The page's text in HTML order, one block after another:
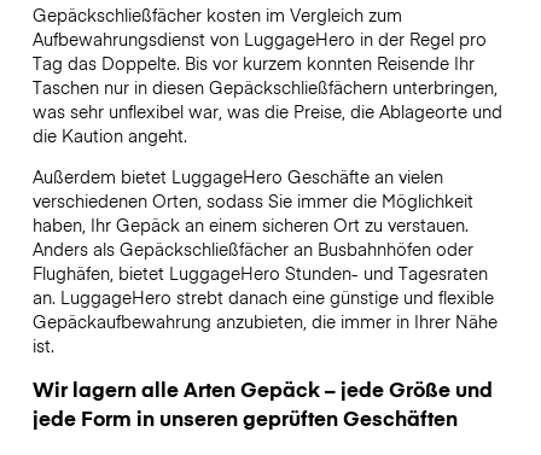
Gepäckschließfächer kosten im Vergleich zum
Aufbewahrungsdienst von LuggageHero in der Regel pro
Tag das Doppelte. Bis vor kurzem konnten Reisende Ihr
Taschen nur in diesen Gepäckschließfächern unterbringen,
was sehr unflexibel war, was die Preise, die Ablageorte und
die Kaution angeht.
Außerdem bietet LuggageHero Geschäfte an vielen
verschiedenen Orten, sodass Sie immer die Möglichkeit
haben, Ihr Gepäck an einem sicheren Ort zu verstauen.
Anders als Gepäckschließfächer an Busbahnhöfen oder
Flughäfen, bietet LuggageHero Stunden- und Tagesraten
an. LuggageHero strebt danach eine günstige und flexible
Gepäckaufbewahrung anzubieten, die immer in Ihrer Nähe
ist.
Wir lagern alle Arten Gepäck – jede Größe und
jede Form in unseren geprüften Geschäften